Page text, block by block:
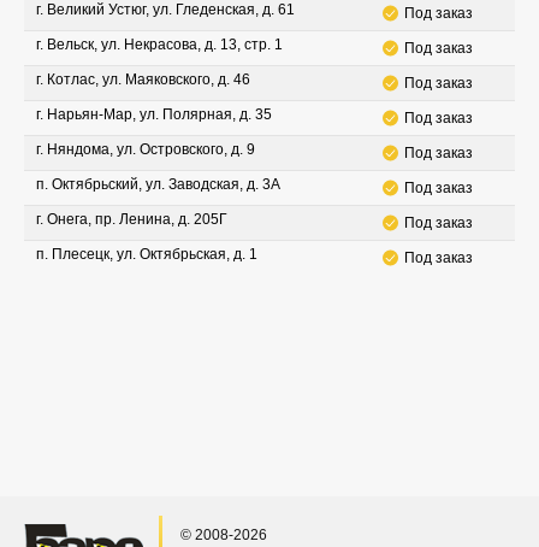
г. Великий Устюг, ул. Гледенская, д. 61
Под заказ
г. Вельск, ул. Некрасова, д. 13, стр. 1
Под заказ
г. Котлас, ул. Маяковского, д. 46
Под заказ
г. Нарьян-Мар, ул. Полярная, д. 35
Под заказ
г. Няндома, ул. Островского, д. 9
Под заказ
п. Октябрьский, ул. Заводская, д. 3А
Под заказ
г. Онега, пр. Ленина, д. 205Г
Под заказ
п. Плесецк, ул. Октябрьская, д. 1
Под заказ
© 2008-2026